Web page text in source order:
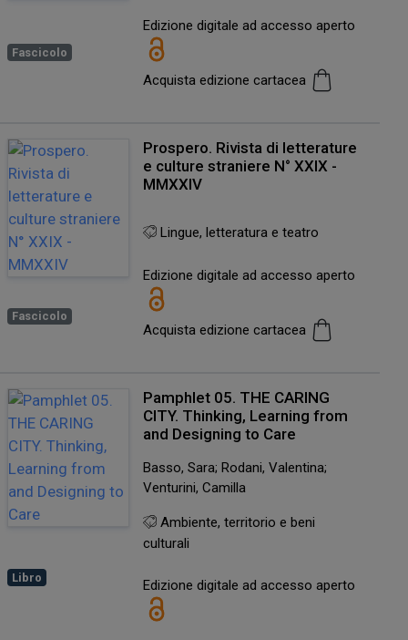
Fascicolo
Edizione digitale ad accesso aperto
Acquista edizione cartacea
Fascicolo
Prospero. Rivista di letterature
e culture straniere N° XXIX -
MMXXIV
Lingue, letteratura e teatro
Edizione digitale ad accesso aperto
Acquista edizione cartacea
Libro
Pamphlet 05. THE CARING
CITY. Thinking, Learning from
and Designing to Care
Basso, Sara; Rodani, Valentina;
Venturini, Camilla
Ambiente, territorio e beni
culturali
Edizione digitale ad accesso aperto